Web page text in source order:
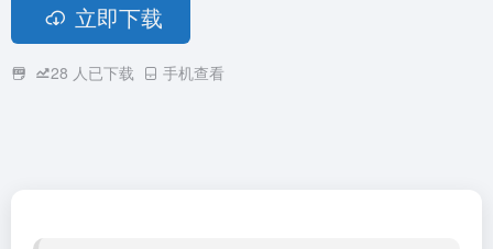
立即下载
28 人已下载 手机查看